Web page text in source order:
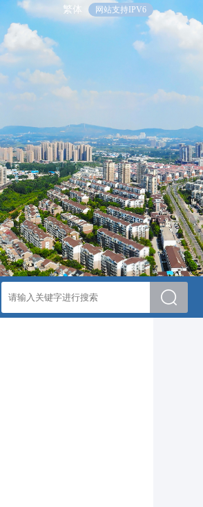
繁体 网站支持IPV6